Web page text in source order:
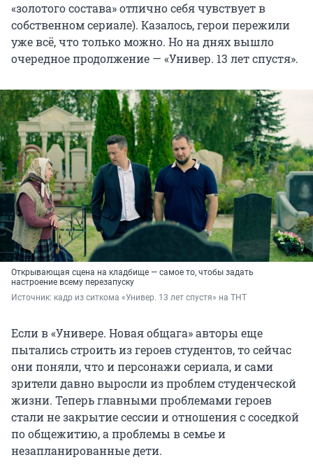
«золотого состава» отлично себя чувствует в
собственном сериале). Казалось, герои пережили
уже всё, что только можно. Но на днях вышло
очередное продолжение — «Универ. 13 лет спустя».
Открывающая сцена на кладбище — самое то, чтобы задать
настроение всему перезапуску
Источник: кадр из ситкома «Универ. 13 лет спустя» на ТНТ
Если в «Универе. Новая общага» авторы еще
пытались строить из героев студентов, то сейчас
они поняли, что и персонажи сериала, и сами
зрители давно выросли из проблем студенческой
жизни. Теперь главными проблемами героев
стали не закрытие сессии и отношения с соседкой
по общежитию, а проблемы в семье и
незапланированные дети.